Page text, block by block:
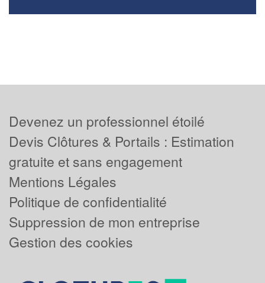
Devenez un professionnel étoilé
Devis Clôtures & Portails : Estimation
gratuite et sans engagement
Mentions Légales
Politique de confidentialité
Suppression de mon entreprise
Gestion des cookies